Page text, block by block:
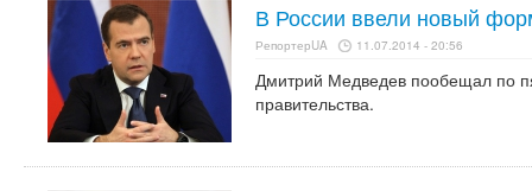
В России ввели новый
РепортерUA 11.07.2014 - 20:56
Дмитрий Медведев пообещал по
правительства.